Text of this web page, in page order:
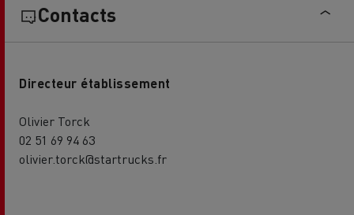
Contacts
Directeur établissement
Olivier Torck
02 51 69 94 63
olivier.torck@startrucks.fr